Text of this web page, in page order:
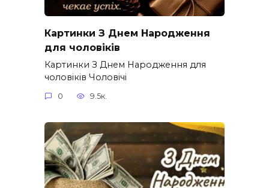
Картинки З Днем Народження
для чоловіків​
Картинки З Днем Народження для
чоловіків​ Чоловічі
0 9.5к.